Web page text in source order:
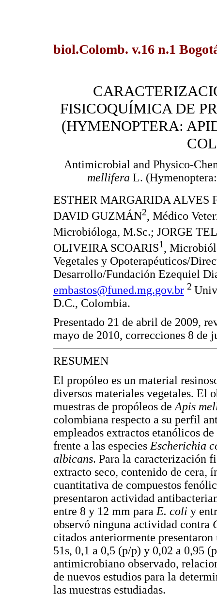
biol.Colomb. v.16 n.1
FISICOQUÍMICA DE
(HYMENOPTERA:
Antimicrobial and Physico-
mellifera L.
ESTHER MARGARIDA ALVES
DAVID GUZMÁN2, Médico
Microbióloga, M.Sc.; JORGE
OLIVEIRA SCOARIS1,
Vegetales y Opoterapéuticos/
Desarrollo/Fundación Ezequiel
embastos@funed.mg.gov.br 2
D.C., Colombia.
Presentado 21 de abril de 2009,
mayo de 2010, correcciones 8 de
RESUMEN
El propóleo es un material
diversos materiales vegetales. El
muestras de propóleos de Apis
colombiana respecto a su perfil
empleados extractos etanólicos
frente a las especies Escherichia
albicans. Para la caracterización
extracto seco, contenido de cera,
cuantitativa de compuestos
presentaron actividad
entre 8 y 12 mm para E. coli y
observó ninguna actividad contra
citados anteriormente
51s, 0,1 a 0,5 (p/p) y 0,02 a 0,95
antimicrobiano observado,
de nuevos estudios para la
las muestras estudiadas.